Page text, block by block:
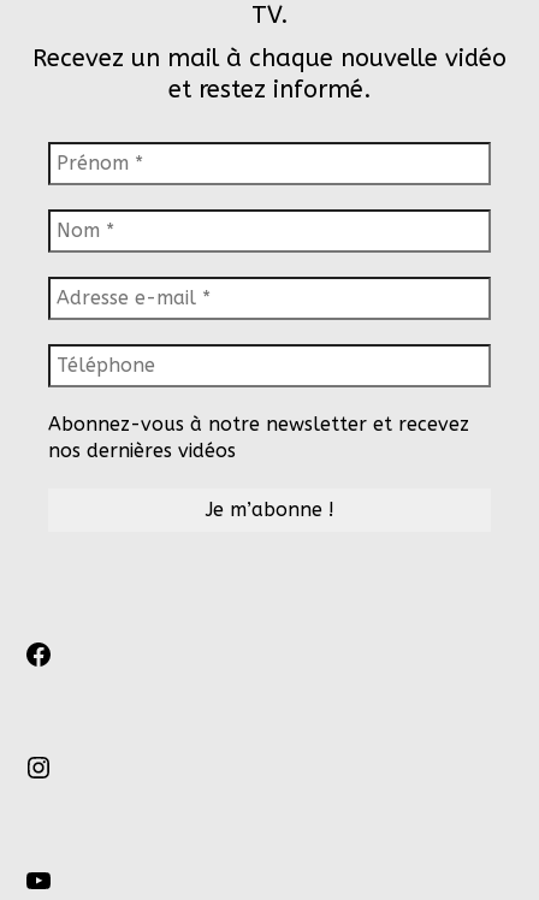
TV.
Recevez un mail à chaque nouvelle vidéo
et restez informé.
Abonnez-vous à notre newsletter et recevez
nos dernières vidéos
Facebook
Instagram
YouTube